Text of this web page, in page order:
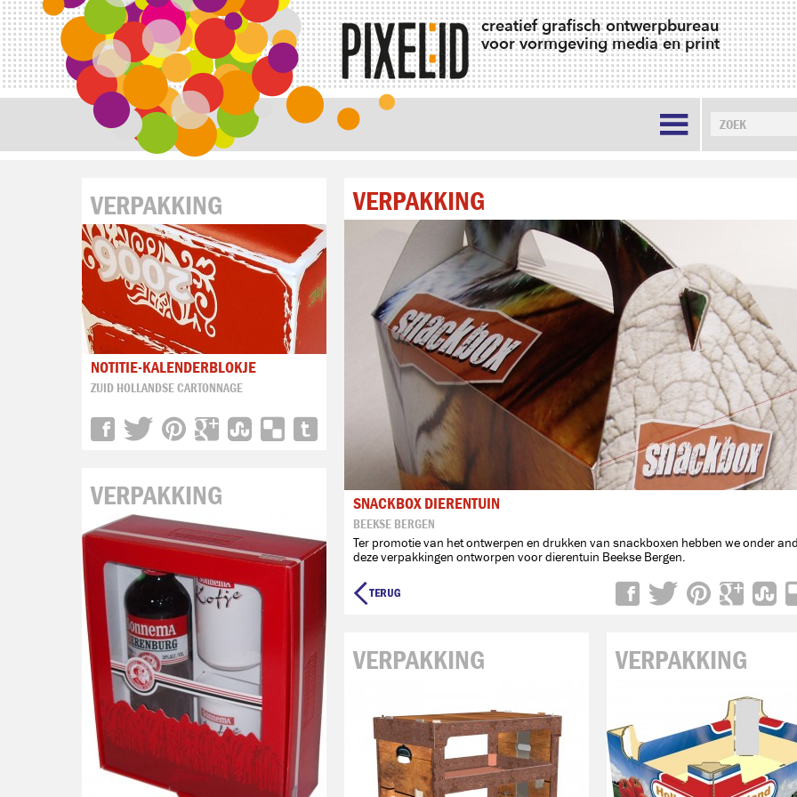
creatief grafisch ontwerpbureau
voor vormgeving media en print

VERPAKKING
NOTITIE-KALENDERBLOKJE
ZUID HOLLANDSE CARTONNAGE
VERPAKKING
VERPAKKING
SNACKBOX DIERENTUIN
BEEKSE BERGEN
Ter promotie van het ontwerpen en drukken van snackboxen hebben we onder
deze verpakkingen ontworpen voor dierentuin Beekse Bergen.

VERPAKKING VERPAKKING